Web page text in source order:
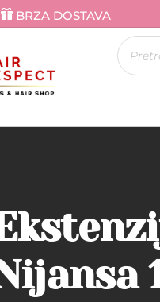
BRZA DOSTAVA
search